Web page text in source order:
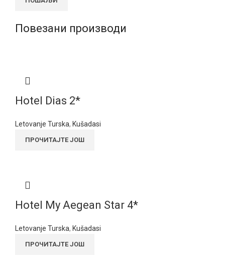
Повезани производи
Hotel Dias 2*
Letovanje Turska, Kušadasi
ПРОЧИТАЈТЕ ЈОШ
Hotel My Aegean Star 4*
Letovanje Turska, Kušadasi
ПРОЧИТАЈТЕ ЈОШ